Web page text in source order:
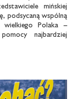
mińskiej
podsycaną wspólną
wielkiego Polaka –
najbardziej